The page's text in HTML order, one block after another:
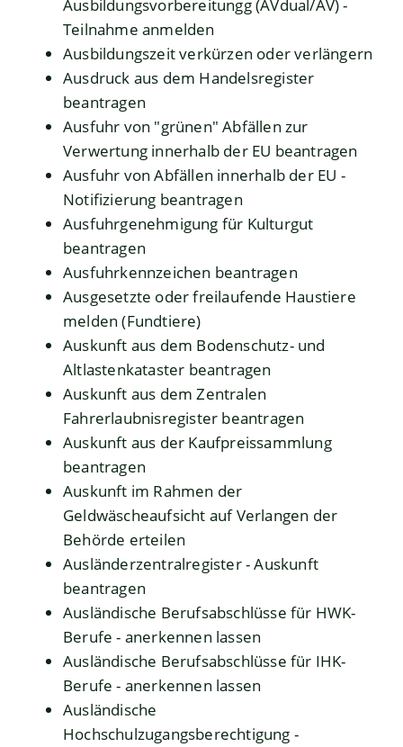
Ausbildungsvorbereitungg (AVdual/AV) -
Teilnahme anmelden
Ausbildungszeit verkürzen oder verlängern
Ausdruck aus dem Handelsregister
beantragen
Ausfuhr von "grünen" Abfällen zur
Verwertung innerhalb der EU beantragen
Ausfuhr von Abfällen innerhalb der EU -
Notifizierung beantragen
Ausfuhrgenehmigung für Kulturgut
beantragen
Ausfuhrkennzeichen beantragen
Ausgesetzte oder freilaufende Haustiere
melden (Fundtiere)
Auskunft aus dem Bodenschutz- und
Altlastenkataster beantragen
Auskunft aus dem Zentralen
Fahrerlaubnisregister beantragen
Auskunft aus der Kaufpreissammlung
beantragen
Auskunft im Rahmen der
Geldwäscheaufsicht auf Verlangen der
Behörde erteilen
Ausländerzentralregister - Auskunft
beantragen
Ausländische Berufsabschlüsse für HWK-
Berufe - anerkennen lassen
Ausländische Berufsabschlüsse für IHK-
Berufe - anerkennen lassen
Ausländische
Hochschulzugangsberechtigung -